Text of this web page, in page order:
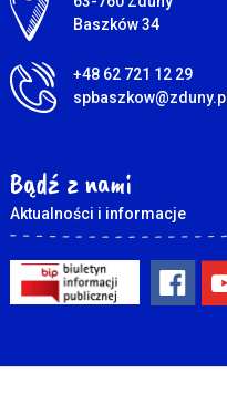
Baszków 34
+48 62 721 12 29
spbaszkow@zduny.pl
Bądź z nami
Aktualności i informacje